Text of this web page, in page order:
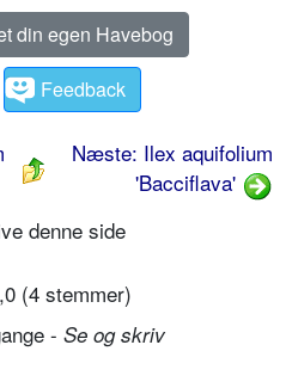
din egen Havebog
Feedback
Næste: Ilex aquifolium
'Bacciflava'
denne side
(4 stemmer)
- Se og skriv